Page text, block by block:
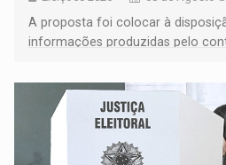
A proposta foi colocar à
informações produzidas pelo